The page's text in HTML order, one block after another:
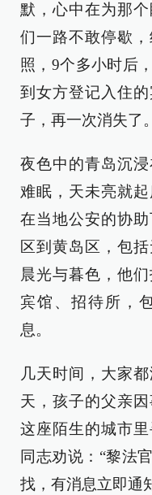
默，心中在为那
们一路不敢停歇
照，9个多小时后
到女方登记入住
子，再一次消失了。
夜色中的青岛沉
难眠，天未亮就起
在当地公安的协
区到黄岛区，包
晨光与暮色，他
宾馆、招待所，
息。
几天时间，大家
天，孩子的父亲
这座陌生的城市
同志劝说：“黎法
找，有消息立即通